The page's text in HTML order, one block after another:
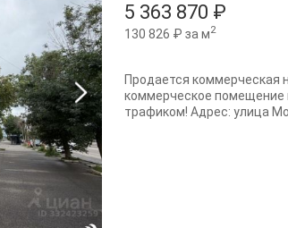
5 363 870 ₽
130 826 ₽ за м2
Продается
коммерческое помещение
трафиком! Адрес: улица